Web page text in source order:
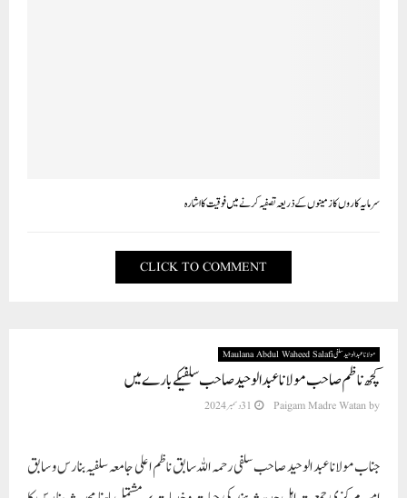
سرمایہ کاروں کا زمینوں کے ذریعہ تصفیہ کرنے میں فوقیت کا اشارہ
CLICK TO COMMENT
مولانا عبد الوحید سلفی Maulana Abdul Waheed Salafi
کچھ ناظم صاحب مولانا عبد الوحید صاحب سلفیکے بارے میں
by
Paigam Madre Watan 31 دسمبر 2024
جناب مولانا عبد الوحید صاحب سلفی رحمہ اللہ سابق ناظم اعلی جامعہ سلفیہ بنا رس و سابق